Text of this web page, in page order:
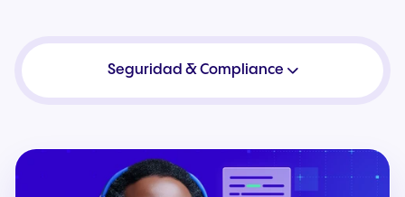
Seguridad & Compliance